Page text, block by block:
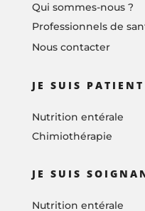
Qui sommes-nous ?
Professionnels de
Nous contacter
JE SUIS PATIENT
Nutrition entérale
Chimiothérapie
JE SUIS
Nutrition entérale